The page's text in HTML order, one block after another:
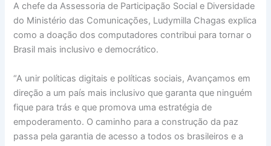
A chefe da Assessoria de Participação Social e Diversidade
do Ministério das Comunicações, Ludymilla Chagas explica
como a doação dos computadores contribui para tornar o
Brasil mais inclusivo e democrático.
“A unir políticas digitais e políticas sociais, Avançamos em
direção a um país mais inclusivo que garanta que ninguém
fique para trás e que promova uma estratégia de
empoderamento. O caminho para a construção da paz
passa pela garantia de acesso a todos os brasileiros e a